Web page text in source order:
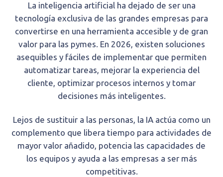
La inteligencia artificial ha dejado de ser una
tecnología exclusiva de las grandes empresas para
convertirse en una herramienta accesible y de gran
valor para las pymes. En 2026, existen soluciones
asequibles y fáciles de implementar que permiten
automatizar tareas, mejorar la experiencia del
cliente, optimizar procesos internos y tomar
decisiones más inteligentes.
Lejos de sustituir a las personas, la IA actúa como un
complemento que libera tiempo para actividades de
mayor valor añadido, potencia las capacidades de
los equipos y ayuda a las empresas a ser más
competitivas.